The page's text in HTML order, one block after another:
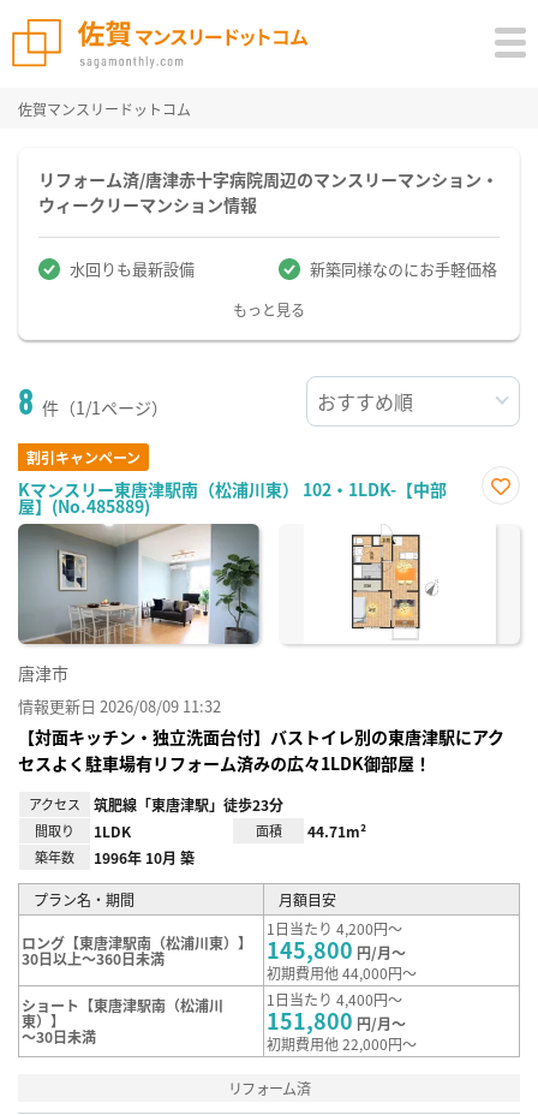
佐賀マンスリードットコム
リフォーム済/唐津赤十字病院周辺のマンスリーマンション・
ウィークリーマンション情報
水回りも最新設備 新築同様なのにお手軽価格
もっと見る
8 件（1/1ページ）
割引キャンペーン
Kマンスリー東唐津駅南（松浦川東） 102・1LDK-【中部
屋】(No.485889)
に入
唐津市
情報更新日 2026/08/09 11:32
【対面キッチン・独立洗面台付】バストイレ別の東唐津駅にアク
セスよく駐車場有リフォーム済みの広々1LDK御部屋！
アクセス 筑肥線「東唐津駅」徒歩23分
間取り 1LDK 面積 44.71m²
築年数 1996年 10月 築
プラン名・期間 月額目安
ロング【東唐津駅南（松浦川東）】
30日以上～360日未満
1日当たり 4,200円～
145,800 円/月～
初期費用他 44,000円～
ショート【東唐津駅南（松浦川
東）】
～30日未満
1日当たり 4,400円～
151,800 円/月～
初期費用他 22,000円～
リフォーム済